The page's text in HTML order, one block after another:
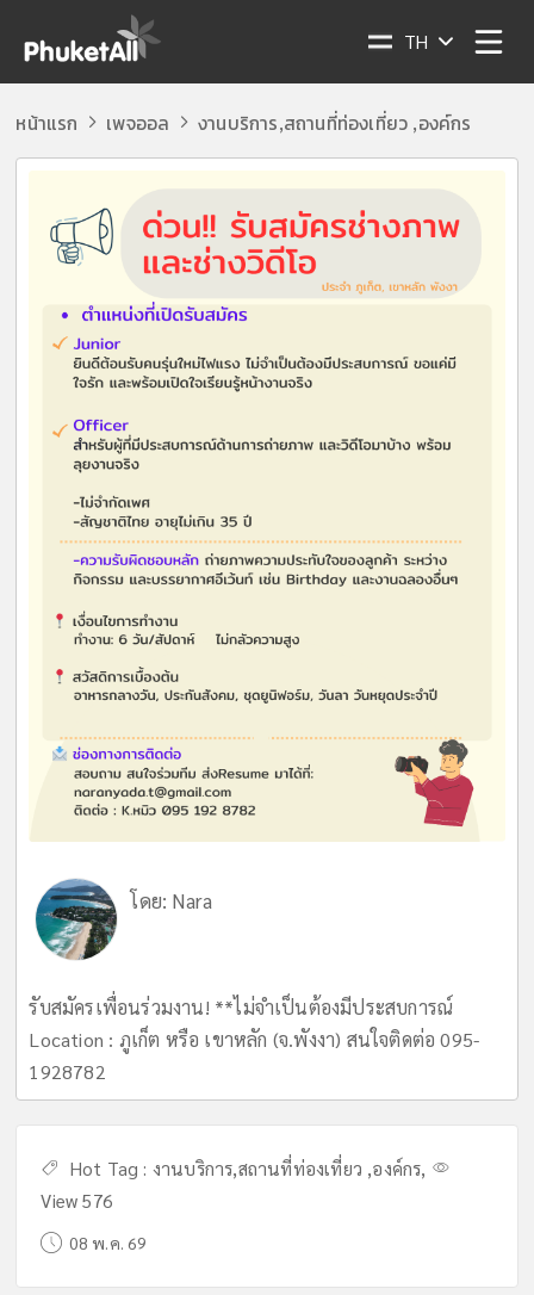
TH
หน้าแรก เพจออล งานบริการ,สถานที่ท่องเที่ยว ,องค์กร
โดย: Nara
รับสมัครเพื่อนร่วมงาน! **ไม่จำเป็นต้องมีประสบการณ์
Location : ภูเก็ต หรือ เขาหลัก (จ.พังงา) สนใจติดต่อ 095-
1928782
Hot Tag : งานบริการ,สถานที่ท่องเที่ยว ,องค์กร,
View 576
08 พ.ค. 69